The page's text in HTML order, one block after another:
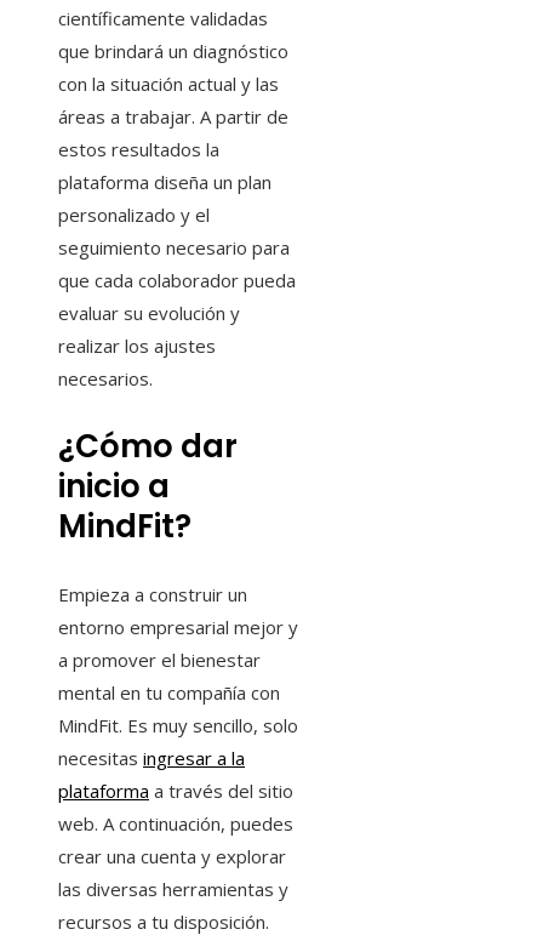
científicamente validadas
que brindará un diagnóstico
con la situación actual y las
áreas a trabajar. A partir de
estos resultados la
plataforma diseña un plan
personalizado y el
seguimiento necesario para
que cada colaborador pueda
evaluar su evolución y
realizar los ajustes
necesarios.
¿Cómo dar
inicio a
MindFit?
Empieza a construir un
entorno empresarial mejor y
a promover el bienestar
mental en tu compañía con
MindFit. Es muy sencillo, solo
necesitas ingresar a la
plataforma a través del sitio
web. A continuación, puedes
crear una cuenta y explorar
las diversas herramientas y
recursos a tu disposición.